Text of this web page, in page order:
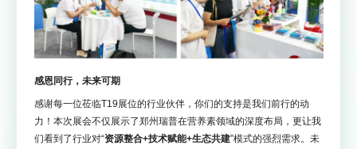
感恩同行，未来可期
感谢每一位莅临T19展位的行业伙伴，你们的支持是我们前行的动
力！本次展会不仅展示了郑州瑞普在营养素领域的深度布局，更让我
们看到了行业对“资源整合+技术赋能+生态共建”模式的强烈需求。未